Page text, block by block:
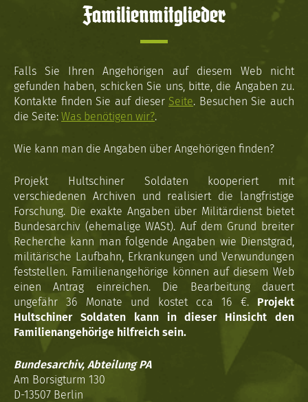
Familienmitglieder
Falls Sie Ihren Angehörigen auf diesem Web nicht
gefunden haben, schicken Sie uns, bitte, die Angaben zu.
Kontakte finden Sie auf dieser Seite. Besuchen Sie auch
die Seite: Was benötigen wir?.
Wie kann man die Angaben über Angehörigen finden?
Projekt Hultschiner Soldaten kooperiert mit
verschiedenen Archiven und realisiert die langfristige
Forschung. Die exakte Angaben über Militärdienst bietet
Bundesarchiv (ehemalige WASt). Auf dem Grund breiter
Recherche kann man folgende Angaben wie Dienstgrad,
militärische Laufbahn, Erkrankungen und Verwundungen
feststellen. Familienangehörige können auf diesem Web
einen Antrag einreichen. Die Bearbeitung dauert
ungefähr 36 Monate und kostet cca 16 €. Projekt
Hultschiner Soldaten kann in dieser Hinsicht den
Familienangehörige hilfreich sein.
Bundesarchiv, Abteilung PA
Am Borsigturm 130
D-13507 Berlin